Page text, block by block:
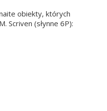
obiekty, których
Scriven (słynne 6P):